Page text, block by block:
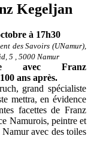
Kegeljan
à 17h30
des Savoirs (UNamur),
5 , 5000 Namur
avec Franz
ans après.
grand spécialiste
mettra, en évidence
facettes de Franz
Namurois, peintre et
avec des toiles